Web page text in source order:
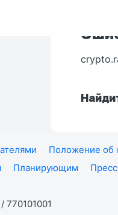
Положение об
Планирующим